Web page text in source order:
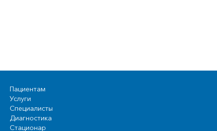
Пациентам
Услуги
Специалисты
Диагностика
Стационар